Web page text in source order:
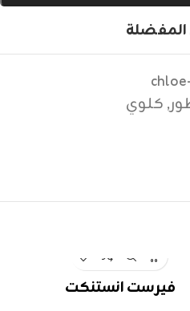
, كلوي
فيرست انستنكت